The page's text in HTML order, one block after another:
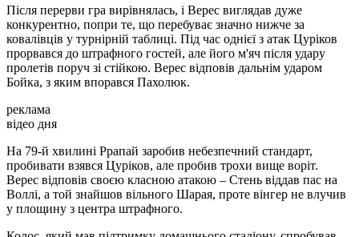
Після перерви гра вирівнялась, і Верес виглядав дуже
конкурентно, попри те, що перебуває значно нижче за
ковалівців у турнірній таблиці. Під час однієї з атак Цуріков
прорвався до штрафного гостей, але його м'яч після удару
пролетів поруч зі стійкою. Верес відповів дальнім ударом
Бойка, з яким впорався Пахолюк.
реклама
відео дня
На 79-й хвилині Ррапай заробив небезпечний стандарт,
пробивати взявся Цуріков, але пробив трохи вище воріт.
Верес відповів своєю класною атакою – Стень віддав пас на
Воллі, а той знайшов вільного Шарая, проте вінгер не влучив
у площину з центра штрафного.